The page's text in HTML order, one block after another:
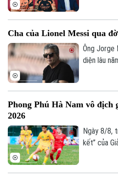
Tư vấn sức khỏe
Golf
Tin tức
Sao
Điện ảnh
Âm nhạc
Đã phát sóng
qua đó trở
trong kế
Cha của Lionel Messi qua
Ông Jorge
diện lâu
7/8 tại một
Phong Phú Hà Nam vô địch
2026
Ngày 8/8,
kết” của